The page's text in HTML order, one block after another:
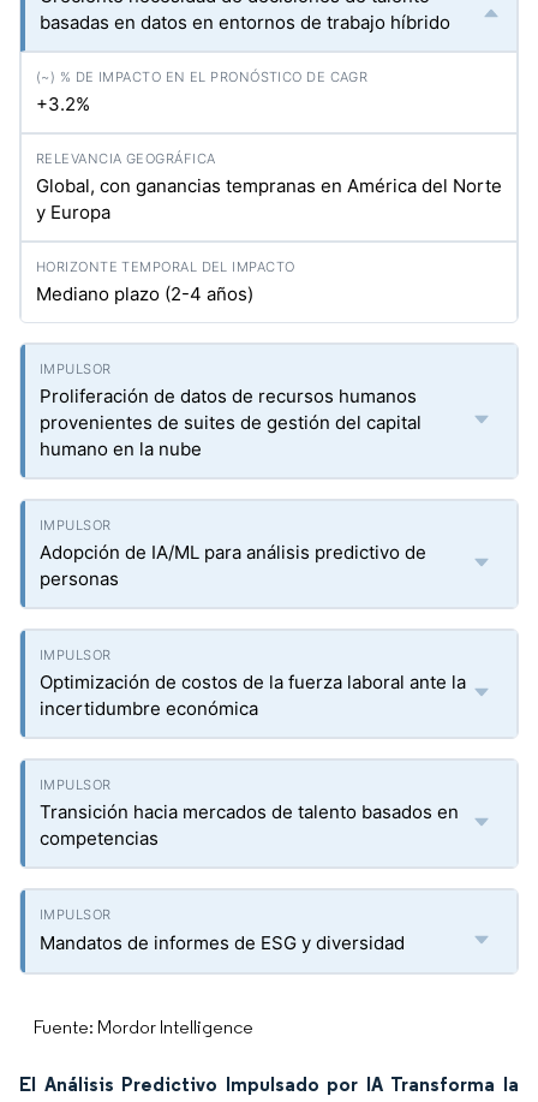
basadas en datos en entornos de trabajo híbrido
+3.2%
Global, con ganancias tempranas en América del Norte
y Europa
Mediano plazo (2-4 años)
Proliferación de datos de recursos humanos
provenientes de suites de gestión del capital
humano en la nube
Adopción de IA/ML para análisis predictivo de
personas
Optimización de costos de la fuerza laboral ante la
incertidumbre económica
Transición hacia mercados de talento basados en
competencias
Mandatos de informes de ESG y diversidad
Fuente: Mordor Intelligence
El Análisis Predictivo Impulsado por IA Transforma la